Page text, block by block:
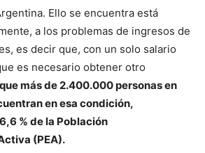
Ello se encuentra está
a los problemas de ingresos de
es decir que, con un solo salario
es necesario obtener otro
más de 2.400.000 personas en
en esa condición,
% de la Población
(PEA).